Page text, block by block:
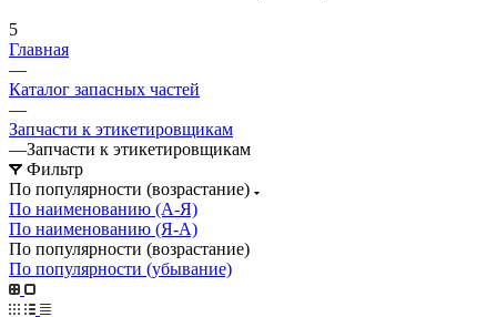
5
Главная
—
Каталог запасных частей
—
Запчасти к этикетировщикам
—Запчасти к этикетировщикам
Фильтр
По популярности (возрастание)
По наименованию (А-Я)
По наименованию (Я-А)
По популярности (возрастание)
По популярности (убывание)